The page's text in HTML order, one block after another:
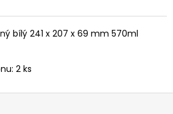
bílý 241 x 207 x 69 mm 570ml
2 ks